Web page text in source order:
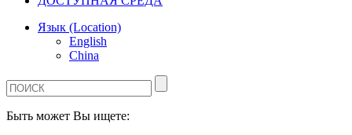
Язык (Location)
English
China
Быть может Вы ищете: